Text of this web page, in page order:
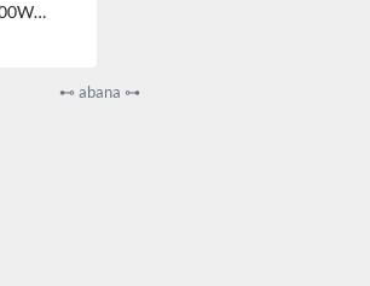
⊷ abana ⊶